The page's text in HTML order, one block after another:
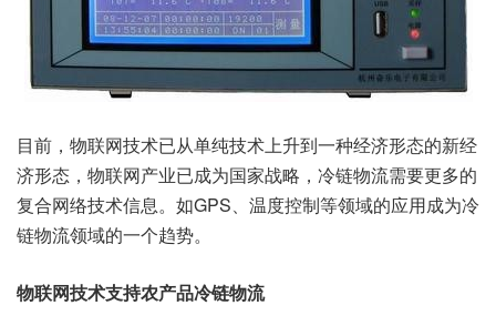
目前， 物联网技术已从单纯技术上升到一种经济形态的新经
济形态，物联网产业已成为国家战略，冷链物流需要更多的
复合网络技术信息。如GPS、温度控制等领域的应用成为冷
链物流领域的一个趋势。
物联网技术支持农产品冷链物流